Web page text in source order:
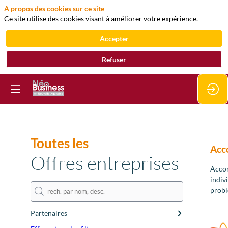
Toutes les
Offres entreprises
Partenaires
A propos des cookies sur ce site
Ce site utilise des cookies visant à améliorer votre expérience.
Accepter
Refuser